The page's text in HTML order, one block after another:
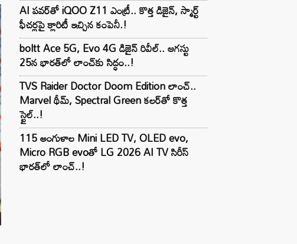
AI పవర్‌తో iQOO Z11 ఎంట్రీ.. కొత్త డిజైన్, స్మార్ట్
ఫీచర్లపై క్లారిటీ ఇచ్చిన కంపెనీ.!
boltt Ace 5G, Evo 4G డిజైన్ రివీల్.. ఆగస్టు
25న భారత్‌లో లాంచ్‌కు సిద్ధం..!
TVS Raider Doctor Doom Edition లాంచ్..
Marvel థీమ్, Spectral Green కలర్‌తో కొత్త
స్టైల్..!
115 అంగుళాల Mini LED TV, OLED evo,
Micro RGB evoతో LG 2026 AI TV సిరీస్
భారత్‌లో లాంచ్..!